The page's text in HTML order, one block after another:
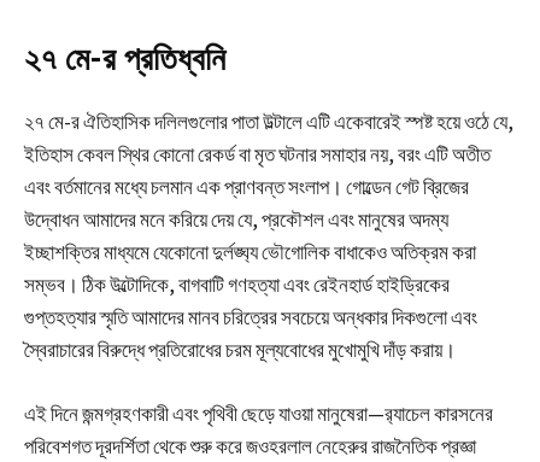
২৭ মে-র প্রতিধ্বনি
২৭ মে-র ঐতিহাসিক দলিলগুলোর পাতা উল্টালে এটি একেবারেই স্পষ্ট হয়ে ওঠে যে,
ইতিহাস কেবল স্থির কোনো রেকর্ড বা মৃত ঘটনার সমাহার নয়, বরং এটি অতীত
এবং বর্তমানের মধ্যে চলমান এক প্রাণবন্ত সংলাপ। গোল্ডেন গেট ব্রিজের
উদ্বোধন আমাদের মনে করিয়ে দেয় যে, প্রকৌশল এবং মানুষের অদম্য
ইচ্ছাশক্তির মাধ্যমে যেকোনো দুর্লঙ্ঘ্য ভৌগোলিক বাধাকেও অতিক্রম করা
সম্ভব। ঠিক উল্টোদিকে, বাগবাটি গণহত্যা এবং রেইনহার্ড হাইড্রিকের
গুপ্তহত্যার স্মৃতি আমাদের মানব চরিত্রের সবচেয়ে অন্ধকার দিকগুলো এবং
স্বৈরাচারের বিরুদ্ধে প্রতিরোধের চরম মূল্যবোধের মুখোমুখি দাঁড় করায়।
এই দিনে জন্মগ্রহণকারী এবং পৃথিবী ছেড়ে যাওয়া মানুষেরা—র‍্যাচেল কারসনের
পরিবেশগত দূরদর্শিতা থেকে শুরু করে জওহরলাল নেহেরুর রাজনৈতিক প্রজ্ঞা